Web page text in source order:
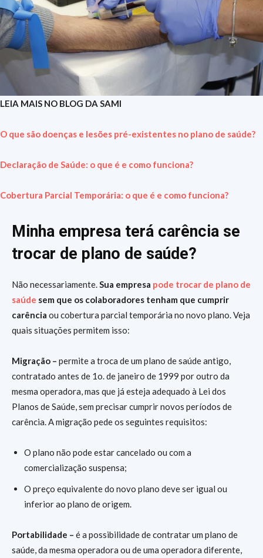
LEIA MAIS NO BLOG DA SAMI
O que são doenças e lesões pré-existentes no plano de saúde?
Declaração de Saúde: o que é e como funciona?
Cobertura Parcial Temporária: o que é e como funciona?
Minha empresa terá carência se
trocar de plano de saúde?
Não necessariamente.Sua empresa pode trocar de plano de
saúde sem que os colaboradores tenham que cumprir
carência ou cobertura parcial temporária no novo plano. Veja
quais situações permitem isso:
Migração – permite a troca de um plano de saúde antigo,
contratado antes de 1o. de janeiro de 1999 por outro da
mesma operadora, mas que já esteja adequado à Lei dos
Planos de Saúde, sem precisar cumprir novos períodos de
carência. A migração pede os seguintes requisitos:
O plano não pode estar cancelado ou com a
comercialização suspensa;
O preço equivalente do novo plano deve ser igual ou
inferior ao plano de origem.
Portabilidade – é a possibilidade de contratar um plano de
saúde, da mesma operadora ou de uma operadora diferente,